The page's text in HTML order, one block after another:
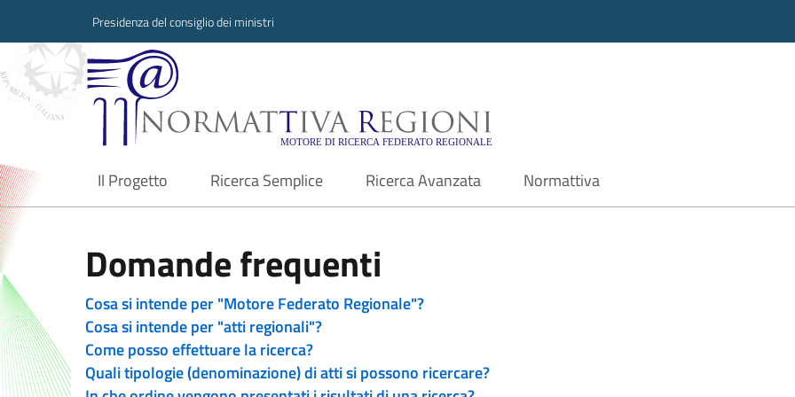
Presidenza del consiglio dei ministri
Normattiva Regioni - Motore di ricerca
Il Progetto
current Ricerca Semplice Ricerca Avanzata Normattiva
Domande frequenti
Cosa si intende per "Motore Federato Regionale"?
Cosa si intende per "atti regionali"?
Come posso effettuare la ricerca?
Quali tipologie (denominazione) di atti si possono ricercare?